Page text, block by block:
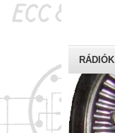
RÁDIÓK